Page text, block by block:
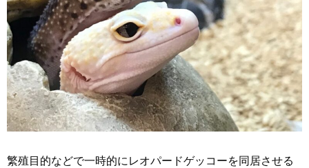
繁殖目的などで一時的にレオパードゲッコーを同居させる